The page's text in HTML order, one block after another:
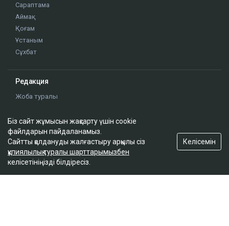
Сараптама
Аймақ
Қоғам
Ұстаным
Сұхбат
Редакция
Жоба туралы
Сайттағы жарнама
Байланыс
Редакциялық саясат
Біз сайт жұмысын жақсарту үшін cookie
файлдарын пайдаланамыз.
Сайтты қолдануды жалғастыру арқылы сіз
құпиялылық туралы шарттарымызбен
келісетініңізді білдіресіз.
Келісемін